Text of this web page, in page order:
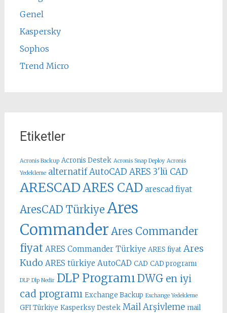
Genel
Kaspersky
Sophos
Trend Micro
Etiketler
Acronis Backup Acronis Destek Acronis Snap Deploy Acronis
Yedekleme alternatif AutoCAD ARES 3'lü CAD
ARESCADARES CAD arescad fiyat
AresCAD Türkiye Ares
Commander Ares Commander
fiyat ARES Commander Türkiye ARES fiyat Ares
Kudo ARES türkiye AutoCAD CAD CAD programı
DLP Dlp Nedir DLP Programı DWG en iyi
cad programı Exchange Backup Exchange Yedekleme
GFI Türkiye Kasperksy Destek Mail Arşivleme mail